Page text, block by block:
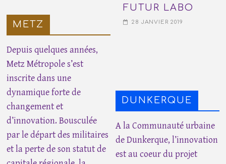
METZ
Depuis quelques années,
Metz Métropole s’est
inscrite dans une
dynamique forte de
changement et
d’innovation. Bousculée
par le départ des militaires
et la perte de son statut de
FUTUR LABO
28 JANVIER 2019
DUNKERQUE
A la Communauté urbaine
de Dunkerque, l’innovation
est au coeur du projet